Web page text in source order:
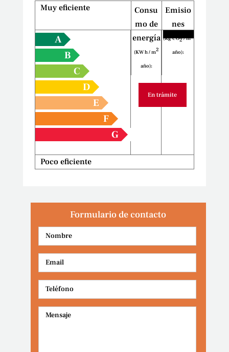
Muy eficiente
Consu
mo de
energía
(KW h / m2
año):
Emisio
nes
(Kg CO2/ m
año):
A
B
C
D
E
F
G
Poco eficiente
En trámite
Formulario de contacto